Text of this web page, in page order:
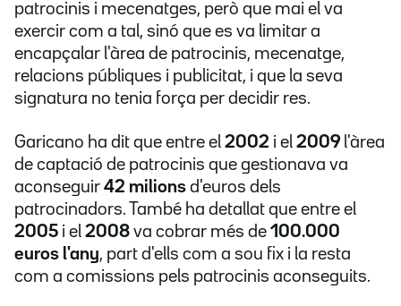
patrocinis i mecenatges, però que mai el va
exercir com a tal, sinó que es va limitar a
encapçalar l'àrea de patrocinis, mecenatge,
relacions públiques i publicitat, i que la seva
signatura no tenia força per decidir res.
Garicano ha dit que entre el 2002 i el 2009l'àrea
de captació de patrocinis que gestionava va
aconseguir 42 milions d'euros dels
patrocinadors. També ha detallat que entre el
2005 i el 2008 va cobrar més de 100.000
euros l'any, part d'ells com a sou fix i la resta
com a comissions pels patrocinis aconseguits.